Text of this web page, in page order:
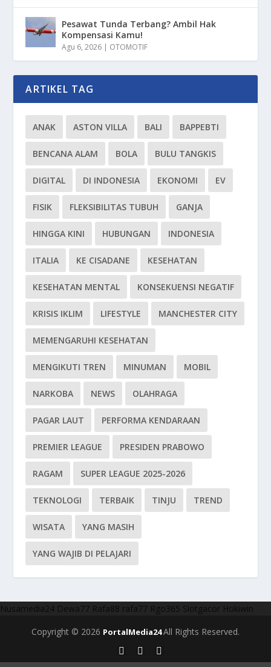
Pesawat Tunda Terbang? Ambil Hak
Kompensasi Kamu!
Agu 6, 2026 | OTOMOTIF
ARTIKEL TAG
ANAK ASTON VILLA BALI BAPPEBTI
BENCANA ALAM BOLA BULU TANGKIS
DIGITAL DI INDONESIA EKONOMI EV
FISIK FLEKSIBILITAS TUBUH GANJA
HINGGA KINI HUBUNGAN INDONESIA
ITALIA KE CISADANE KESEHATAN
KESEHATAN MENTAL KONSEKUENSI NEGATIF
KRISIS IKLIM LIFESTYLE MANCHESTER CITY
MEMENGARUHI KESEHATAN
MENGIKUTI TREN MINUMAN MOBIL
NARKOBA NEWS OLAHRAGA
PAGAR LAUT PERFORMA KENDARAAN
PREMIER LEAGUE PRESIDEN PRABOWO
RAGAM SUPER LEAGUE 2025-2026
TEKNOLOGI TERBAIK TINJU TREND
WISATA YANG MASIH
YANG WAJIB DI PELAJARI
Nusamedia24 Dewa77 Rafa88 rafa77 Rgo365 Slotgacor Hokiwin
Copyright © 2026 PortalMedia24All Rights Reserved.